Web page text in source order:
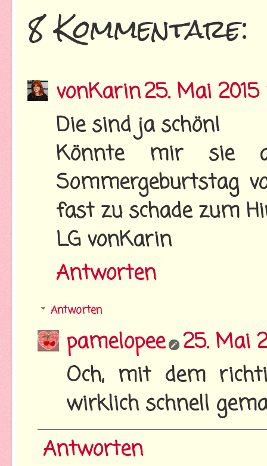
8 Kommentare:
vonKarin25. Mai 2015
Die sind ja schön!
Könnte mir sie
Sommergeburtstag
fast zu schade zum
LG vonKarin
Antworten
Antworten
pamelopee 25. Mai
Och, mit dem
wirklich schnell
Antworten